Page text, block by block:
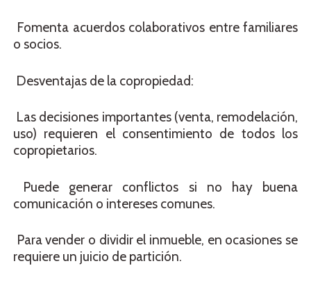
Fomenta acuerdos colaborativos entre familiares
o socios.
Desventajas de la copropiedad:
Las decisiones importantes (venta, remodelación,
uso) requieren el consentimiento de todos los
copropietarios.
Puede generar conflictos si no hay buena
comunicación o intereses comunes.
Para vender o dividir el inmueble, en ocasiones se
requiere un juicio de partición.